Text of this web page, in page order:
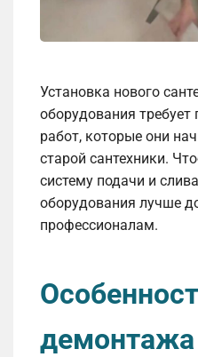
Установка нового
оборудования требует
работ, которые они
старой сантехники.
систему подачи и
оборудования лучше
профессионалам.